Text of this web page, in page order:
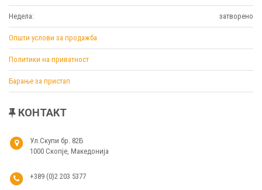
Недела: затворено
Општи услови за продажба
Политики на приватност
Барање за пристап
КОНТАКТ
Ул.Скупи бр. 82Б
1000 Скопје, Македонија
+389 (0)2 203 5377